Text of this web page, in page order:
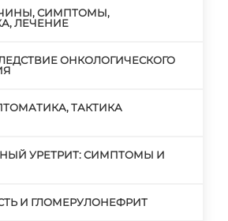
СИМПТОМЫ,
ЛЕЧЕНИЕ
ОНКОЛОГИЧЕСКОГО
ТАКТИКА
УРЕТРИТ: СИМПТОМЫ И
И ГЛОМЕРУЛОНЕФРИТ